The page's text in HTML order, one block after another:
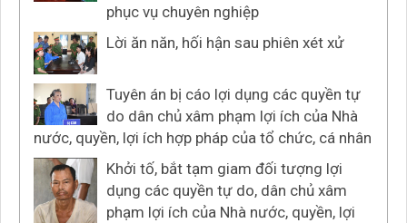
phục vụ chuyên nghiệp
Lời ăn năn, hối hận sau phiên xét xử
Tuyên án bị cáo lợi dụng các quyền tự
do dân chủ xâm phạm lợi ích của Nhà
nước, quyền, lợi ích hợp pháp của tổ chức, cá nhân
Khởi tố, bắt tạm giam đối tượng lợi
dụng các quyền tự do, dân chủ xâm
phạm lợi ích của Nhà nước, quyền, lợi